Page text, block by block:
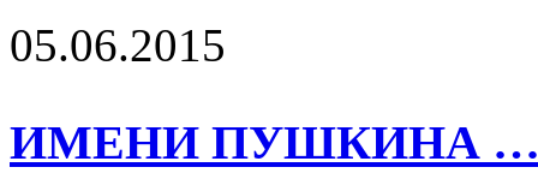
05.06.2015
ИМЕНИ ПУШКИНА